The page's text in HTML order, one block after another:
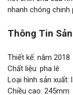
nhanh chóng chinh
Thông Tin
Thiết kế: năm 2018
Chất liệu: pha lê
Loại hình sản xuất:
Chiều cao: 245mm